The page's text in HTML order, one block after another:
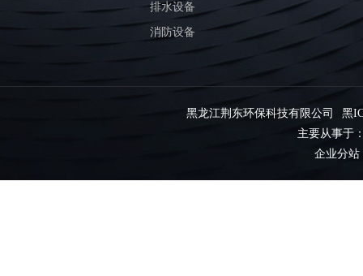
排水设备
消防设备
黑龙江荆东环保科技有限公司
黑
主要从事于
企业分站